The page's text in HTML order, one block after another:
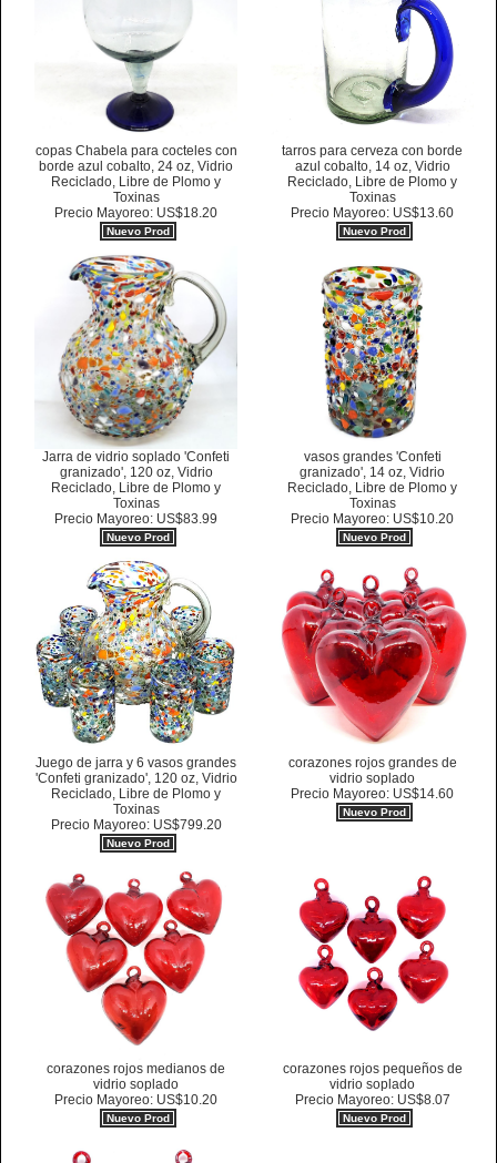
copas Chabela para cocteles con
borde azul cobalto, 24 oz, Vidrio
Reciclado, Libre de Plomo y
Toxinas
Precio Mayoreo: US$18.20
Nuevo Prod
tarros para cerveza con borde
azul cobalto, 14 oz, Vidrio
Reciclado, Libre de Plomo y
Toxinas
Precio Mayoreo: US$13.60
Nuevo Prod
Jarra de vidrio soplado 'Confeti
granizado', 120 oz, Vidrio
Reciclado, Libre de Plomo y
Toxinas
Precio Mayoreo: US$83.99
Nuevo Prod
vasos grandes 'Confeti
granizado', 14 oz, Vidrio
Reciclado, Libre de Plomo y
Toxinas
Precio Mayoreo: US$10.20
Nuevo Prod
Juego de jarra y 6 vasos grandes
'Confeti granizado', 120 oz, Vidrio
Reciclado, Libre de Plomo y
Toxinas
Precio Mayoreo: US$799.20
Nuevo Prod
corazones rojos grandes de
vidrio soplado
Precio Mayoreo: US$14.60
Nuevo Prod
corazones rojos medianos de
vidrio soplado
Precio Mayoreo: US$10.20
Nuevo Prod
corazones rojos pequeños de
vidrio soplado
Precio Mayoreo: US$8.07
Nuevo Prod